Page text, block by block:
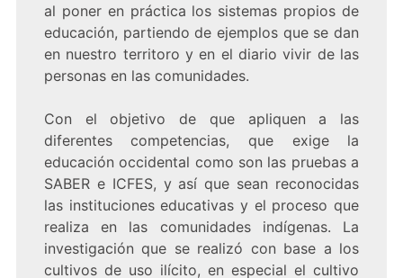
al poner en práctica los sistemas propios de
educación, partiendo de ejemplos que se dan
en nuestro territoro y en el diario vivir de las
personas en las comunidades.
Con el objetivo de que apliquen a las
diferentes competencias, que exige la
educación occidental como son las pruebas a
SABER e ICFES, y así que sean reconocidas
las instituciones educativas y el proceso que
realiza en las comunidades indígenas. La
investigación que se realizó con base a los
cultivos de uso ilícito, en especial el cultivo